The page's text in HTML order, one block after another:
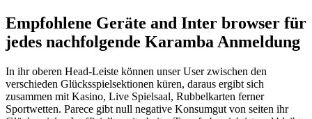
Empfohlene Geräte and Inter browser für
jedes nachfolgende Karamba Anmeldung
In ihr oberen Head-Leiste können unser User zwischen den
verschieden Glücksspielsektionen küren, daraus ergibt sich
zusammen mit Kasino, Live Spielsaal, Rubbelkarten ferner
Sportwetten. Parece gibt null negative Konsumgut von seiten ihr